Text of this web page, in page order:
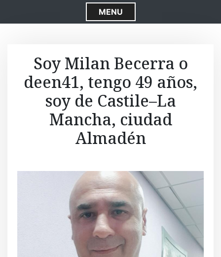
S
k
o
n
e
n
t
MENU
Soy Milan Becerra o
deen41, tengo 49 años,
soy de Castile–La
Mancha, ciudad
Almadén